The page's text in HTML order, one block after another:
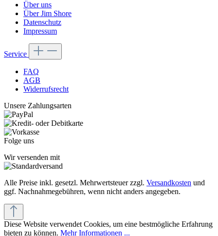
Über uns
Über Jim Shore
Datenschutz
Impressum
Service
FAQ
AGB
Widerrufsrecht
Unsere Zahlungsarten
Folge uns
Wir versenden mit
Alle Preise inkl. gesetzl. Mehrwertsteuer zzgl. Versandkosten und
ggf. Nachnahmegebühren, wenn nicht anders angegeben.
Diese Website verwendet Cookies, um eine bestmögliche Erfahrung
bieten zu können. Mehr Informationen ...